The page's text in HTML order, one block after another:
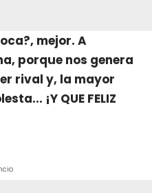
mejor. A
porque nos genera
rival y, la mayor
¡Y QUE FELIZ